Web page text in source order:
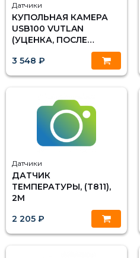
Датчики
КУПОЛЬНАЯ КАМЕРА
USB100 VUTLAN
(УЦЕНКА, ПОСЛЕ
3 548 ₽
Датчики
ДАТЧИК
ТЕМПЕРАТУРЫ, (T811),
2М
2 205 ₽